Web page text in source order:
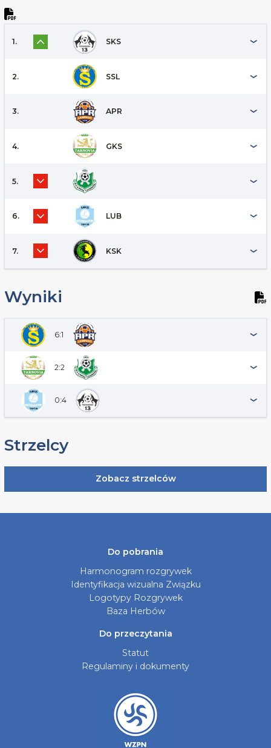
1. SKS
2. SSL
3. APR
4. GKS
5.
6. LUB
7. KSK
Wyniki
6:1
2:2
0:4
Strzelcy
Zobacz strzelców
Do pobrania
Harmonogram rozgrywek
Identyfikacja wizualna Związku
Logotypy Rozgrywek
Baza Herbów
Do przeczytania
Statut
Regulaminy i dokumenty